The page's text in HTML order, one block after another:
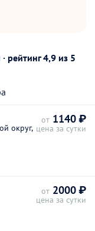
рейтинг4,9 из 5
округ,
от 1140 ₽
цена за сутки
от 2000 ₽
цена за сутки